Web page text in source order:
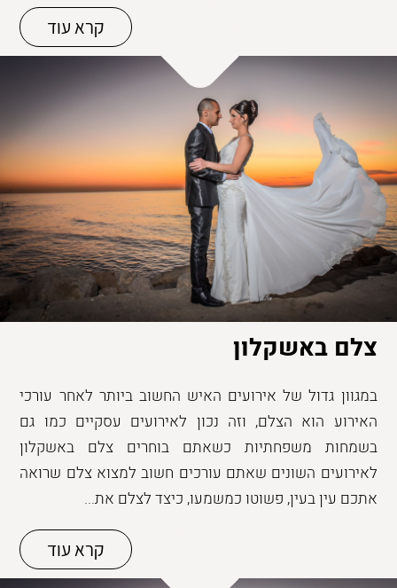
קרא עוד
צלם באשקלון
במגוון גדול של אירועים האיש החשוב ביותר לאחר עורכי
האירוע הוא הצלם, וזה נכון לאירועים עסקיים כמו גם
בשמחות משפחתיות כשאתם בוחרים צלם באשקלון
לאירועים השונים שאתם עורכים חשוב למצוא צלם שרואה
אתכם עין בעין, פשוטו כמשמעו, כיצד לצלם את...
קרא עוד